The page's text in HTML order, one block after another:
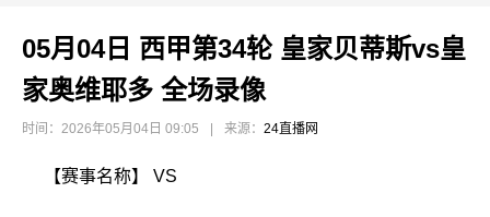
05月04日 西甲第34轮 皇家贝蒂斯vs皇
家奥维耶多 全场录像
时间：2026年05月04日 09:05 来源： 24直播网
【赛事名称】 VS